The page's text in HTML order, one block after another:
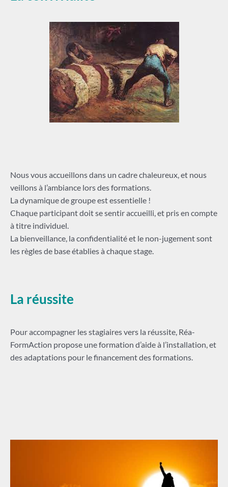
Nous vous accueillons dans un cadre chaleureux, et nous
veillons à l’ambiance lors des formations.
La dynamique de groupe est essentielle !
Chaque participant doit se sentir accueilli, et pris en compte
à titre individuel.
La bienveillance, la confidentialité et le non-jugement sont
les règles de base établies à chaque stage.
La réussite
Pour accompagner les stagiaires vers la réussite, Réa-
FormAction propose une formation d’aide à l’installation, et
des adaptations pour le financement des formations.